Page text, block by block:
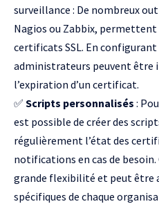
surveillance : De nombreux
Nagios ou Zabbix, permettent
certificats SSL. En configurant
administrateurs peuvent être
l’expiration d’un certificat.
✅ Scripts personnalisés :
est possible de créer des
régulièrement l’état des
notifications en cas de
grande flexibilité et peut être
spécifiques de chaque